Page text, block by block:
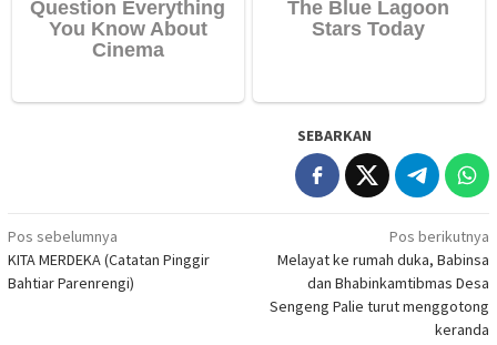
SEBARKAN
Navigasi
pos
Pos sebelumnya
KITA MERDEKA (Catatan Pinggir
Bahtiar Parenrengi)
Pos berikutnya
Melayat ke rumah duka, Babinsa
dan Bhabinkamtibmas Desa
Sengeng Palie turut menggotong
keranda